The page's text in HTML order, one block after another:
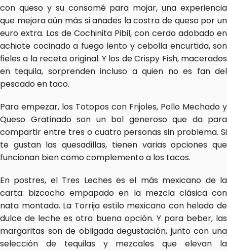
con queso y su consomé para mojar, una experiencia
que mejora aún más si añades la costra de queso por un
euro extra. Los de Cochinita Pibil, con cerdo adobado en
achiote cocinado a fuego lento y cebolla encurtida, son
fieles a la receta original. Y los de Crispy Fish, macerados
en tequila, sorprenden incluso a quien no es fan del
pescado en taco.
Para empezar, los Totopos con Frijoles, Pollo Mechado y
Queso Gratinado son un bol generoso que da para
compartir entre tres o cuatro personas sin problema. Si
te gustan las quesadillas, tienen varias opciones que
funcionan bien como complemento a los tacos.
En postres, el Tres Leches es el más mexicano de la
carta: bizcocho empapado en la mezcla clásica con
nata montada. La Torrija estilo mexicano con helado de
dulce de leche es otra buena opción. Y para beber, las
margaritas son de obligada degustación, junto con una
selección de tequilas y mezcales que elevan la